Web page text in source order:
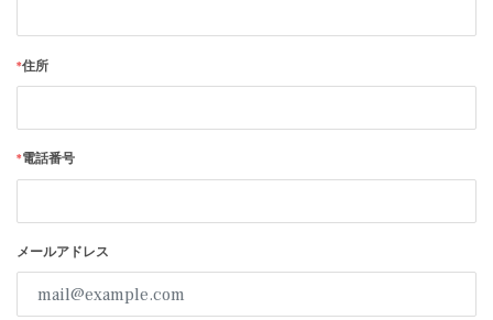
*住所
*電話番号
メールアドレス